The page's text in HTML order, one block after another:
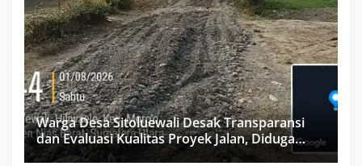
Warga Desa Sitoluewali Desak Transparansi
dan Evaluasi Kualitas Proyek Jalan, Diduga
Minim Informasi